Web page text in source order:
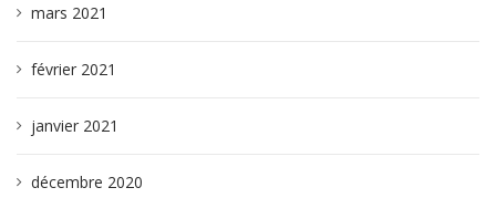
mars 2021
février 2021
janvier 2021
décembre 2020